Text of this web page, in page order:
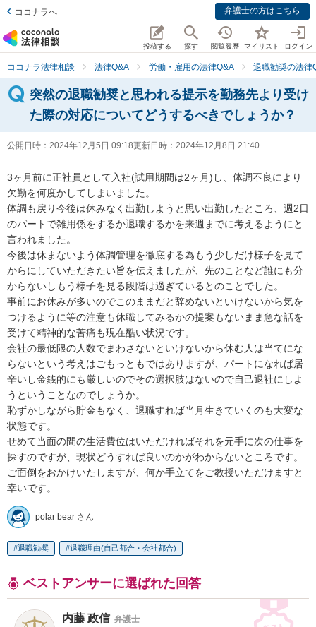
ココナラへ 弁護士の方はこちら
投稿する 探す 閲覧履歴 マイリスト ログイン
ココナラ法律相談 法律Q&A 労働・雇用の法律Q&A 退職勧奨の法律
突然の退職勧奨と思われる提示を勤務先より受け
た際の対応についてどうするべきでしょうか？
公開日時： 2024年12月5日 09:18更新日時： 2024年12月8日 21:40
3ヶ月前に正社員として入社(試用期間は2ヶ月)し、体調不良により
欠勤を何度かしてしまいました。
体調も戻り今後は休みなく出勤しようと思い出勤したところ、週2日
のパートで雑用係をするか退職するかを来週までに考えるようにと
言われました。
今後は休まないよう体調管理を徹底する為もう少しだけ様子を見て
からにしていただきたい旨を伝えましたが、先のことなど誰にも分
からないしもう様子を見る段階は過ぎているとのことでした。
事前にお休みが多いのでこのままだと辞めないといけないから気を
つけるように等の注意も休職してみるかの提案もないまま急な話を
受けて精神的な苦痛も現在酷い状況です。
会社の最低限の人数でまわさないといけないから休む人は当てにな
らないという考えはごもっともではありますが、パートになれば居
辛いし金銭的にも厳しいのでその選択肢はないので自己退社にしよ
うということなのでしょうか。
恥ずかしながら貯金もなく、退職すれば当月生きていくのも大変な
状態です。
せめて当面の間の生活費位はいただければそれを元手に次の仕事を
探すのですが、現状どうすれば良いのかがわからないところです。
ご面倒をおかけいたしますが、何か手立てをご教授いただけますと
幸いです。
polar bear さん
退職勧奨 退職理由(自己都合・会社都合)
ベストアンサーに選ばれた回答
内藤 政信 弁護士